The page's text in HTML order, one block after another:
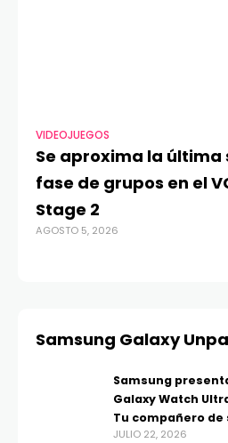
VIDEOJUEGOS
Se aproxima la última
fase de grupos en el
Stage 2
AGOSTO 5, 2026
Samsung Galaxy
Samsung
Galaxy Watch
Tu compañero
JULIO 22, 2026